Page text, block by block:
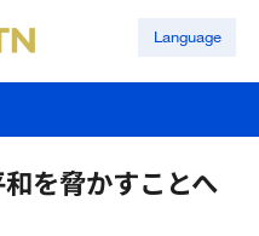
Language
和を脅かすことへ